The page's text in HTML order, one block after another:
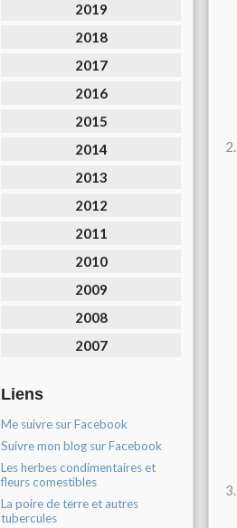
2019
2018
2017
2016
2015
2014
2013
2012
2011
2010
2009
2008
2007
Liens
Me suivre sur Facebook
Suivre mon blog sur Facebook
Les herbes condimentaires et
fleurs comestibles
La poire de terre et autres
tubercules